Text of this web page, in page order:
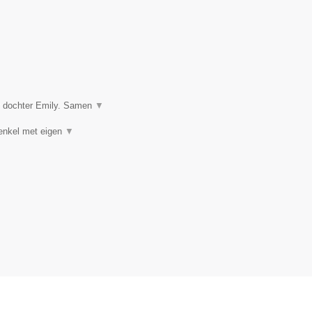
dochter Emily. Samen ▼
met eigen ▼